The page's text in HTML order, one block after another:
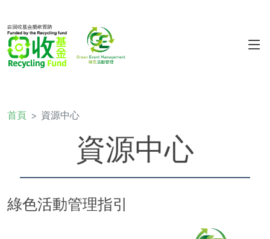
首頁 資源中心
資源中心
綠色活動管理指引